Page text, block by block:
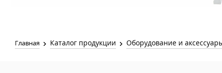
Главная Каталог продукции Оборудование и